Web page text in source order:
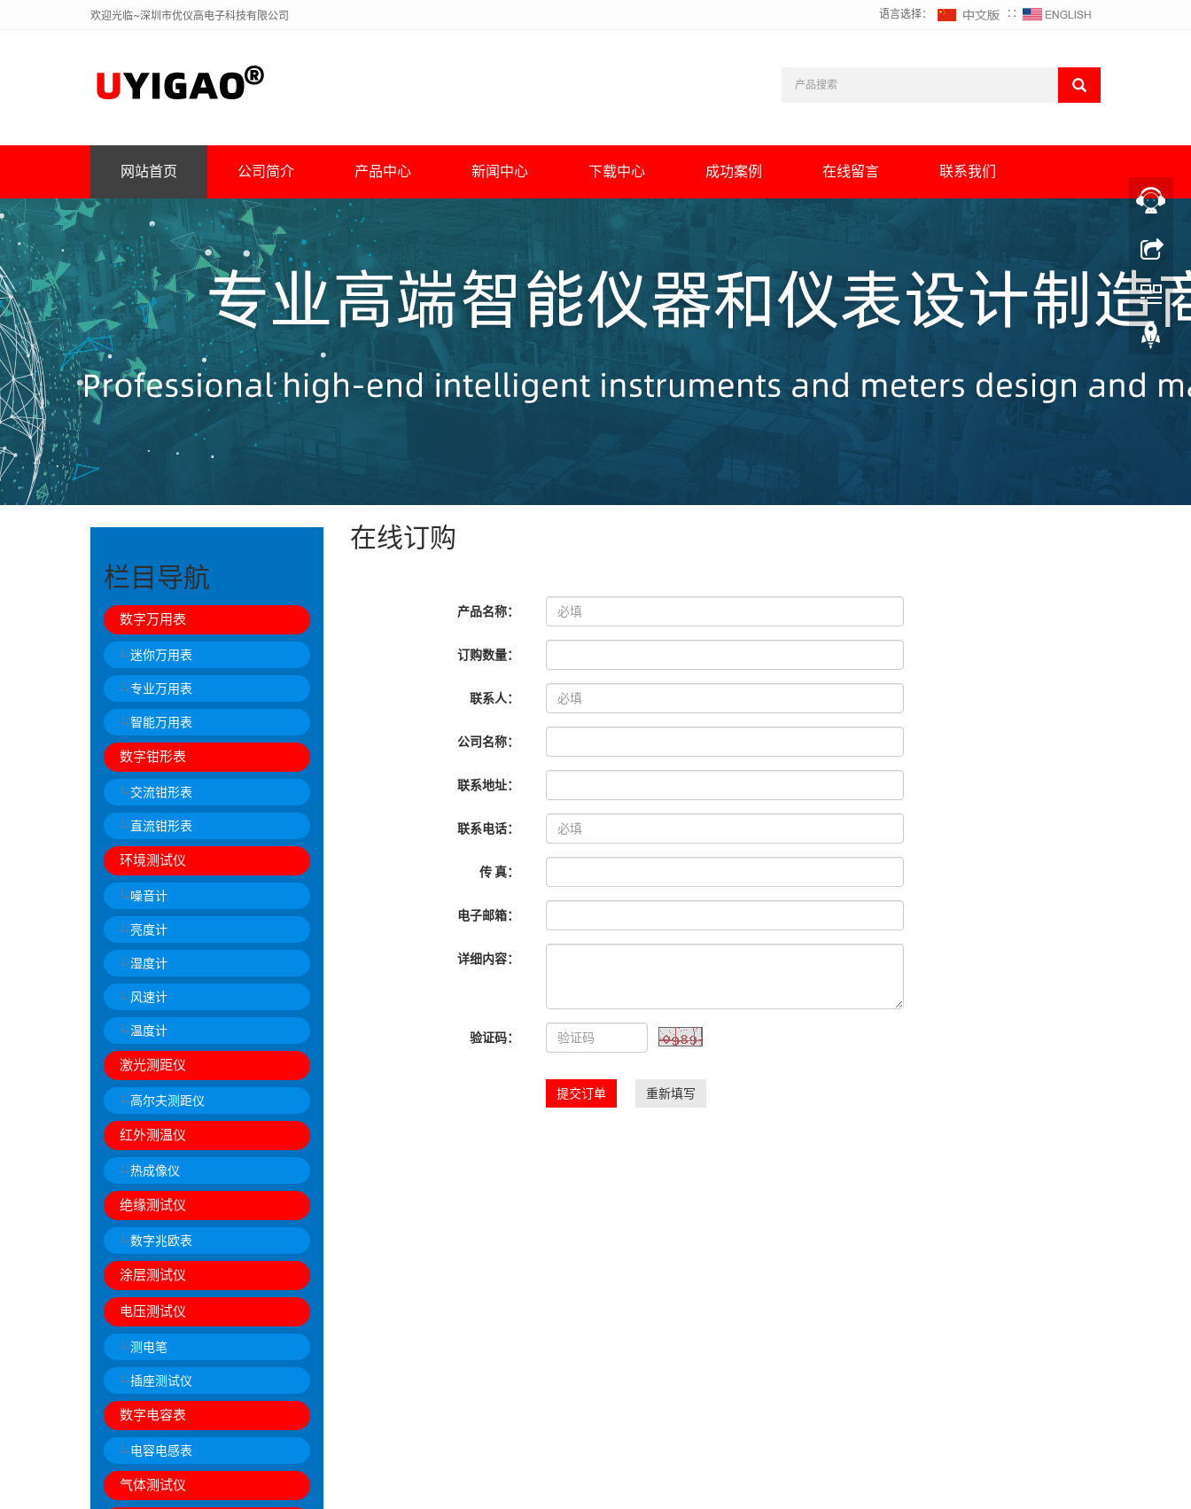
欢迎光临~深圳市优仪高电子科技有限公司 语言选择： ∷
网站首页 公司简介 产品中心 新闻中心 下载中心 成功案例 在线留言 联系我们
在线订购
产品名称：
订购数量：
联系人：
公司名称：
联系地址：
联系电话：
传 真：
电子邮箱：
详细内容：
验证码：
提交订单 重新填写
栏目导航
数字万用表
迷你万用表
专业万用表
智能万用表
数字钳形表
交流钳形表
直流钳形表
环境测试仪
噪音计
亮度计
湿度计
风速计
温度计
激光测距仪
高尔夫测距仪
红外测温仪
热成像仪
绝缘测试仪
数字兆欧表
涂层测试仪
电压测试仪
测电笔
插座测试仪
数字电容表
电容电感表
气体测试仪